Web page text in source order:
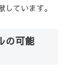
ています。
の可能